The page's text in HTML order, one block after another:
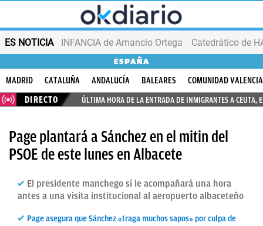
ES NOTICIA INFANCIA de Amancio Ortega
ESPAÑA
MADRID CATALUÑA ANDALUCÍA BALEARES
COMUNIDAD
DIRECTO
ÚLTIMA HORA DE LA ENTRADA DE INMIGRANTES A CEUTA,
Page plantará a Sánchez en el mitin del
PSOE de este lunes en Albacete
El presidente manchego sí le acompañará una hora
antes a una visita institucional al aeropuerto albaceteño
Page asegura que Sánchez «traga muchos sapos» por culpa de